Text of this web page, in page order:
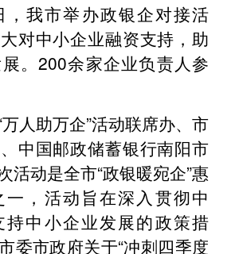
，我市举办政银企对接活
对中小企业融资支持，助
。200余家企业负责人参
人助万企”活动联席办、市
中国邮政储蓄银行南阳市
活动是全市“政银暖宛企”惠
，活动旨在深入贯彻中
持中小企业发展的政策措
委市政府关于“冲刺四季度